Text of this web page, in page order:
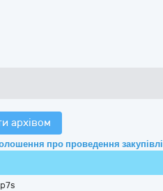
архівом
про проведення закупівлі